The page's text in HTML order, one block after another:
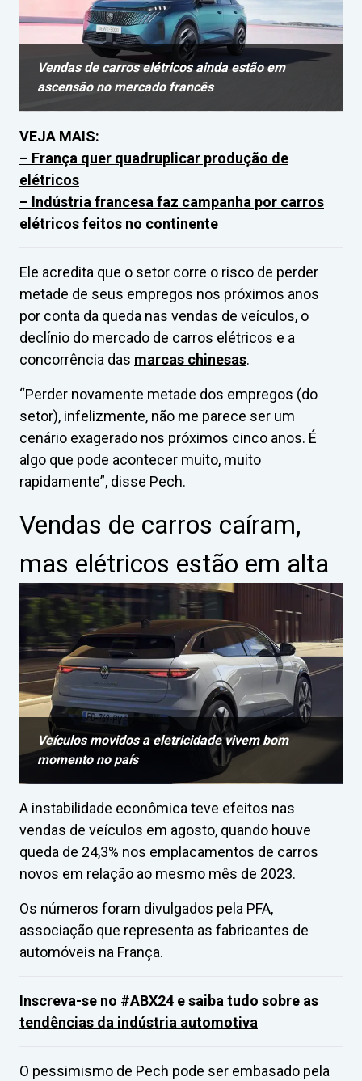
Vendas de carros elétricos ainda estão em
ascensão no mercado francês
VEJA MAIS:
– França quer quadruplicar produção de
elétricos
– Indústria francesa faz campanha por carros
elétricos feitos no continente
Ele acredita que o setor corre o risco de perder
metade de seus empregos nos próximos anos
por conta da queda nas vendas de veículos, o
declínio do mercado de carros elétricos e a
concorrência das marcas chinesas.
“Perder novamente metade dos empregos (do
setor), infelizmente, não me parece ser um
cenário exagerado nos próximos cinco anos. É
algo que pode acontecer muito, muito
rapidamente”, disse Pech.
Vendas de carros caíram,
mas elétricos estão em alta
Veículos movidos a eletricidade vivem bom
momento no país
A instabilidade econômica teve efeitos nas
vendas de veículos em agosto, quando houve
queda de 24,3% nos emplacamentos de carros
novos em relação ao mesmo mês de 2023.
Os números foram divulgados pela PFA,
associação que representa as fabricantes de
automóveis na França.
Inscreva-se no #ABX24 e saiba tudo sobre as
tendências da indústria automotiva
O pessimismo de Pech pode ser embasado pela